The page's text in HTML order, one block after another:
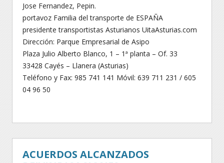
Jose Fernandez, Pepin.
portavoz Familia del transporte de ESPAÑA
presidente transportistas Asturianos UitaAsturias.com
Dirección: Parque Empresarial de Asipo
Plaza Julio Alberto Blanco, 1 – 1ª planta – Of. 33
33428 Cayés – Llanera (Asturias)
Teléfono y Fax: 985 741 141 Móvil: 639 711 231 / 605
04 96 50
ACUERDOS ALCANZADOS